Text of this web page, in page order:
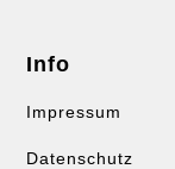
Info
Impressum
Datenschutz